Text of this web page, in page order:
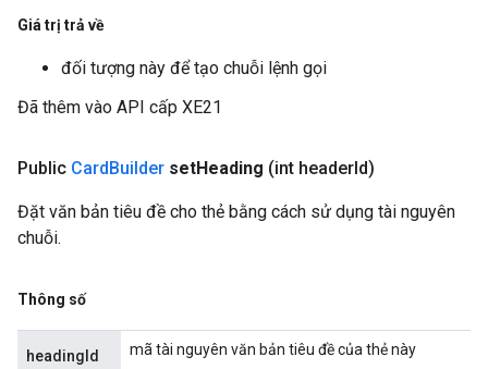
Giá trị trả về
đối tượng này để tạo chuỗi lệnh gọi
Đã thêm vào API cấp XE21
Public CardBuilder setHeading (int headerId)
Đặt văn bản tiêu đề cho thẻ bằng cách sử dụng tài nguyên
chuỗi.
Thông số
headingId mã tài nguyên văn bản tiêu đề của thẻ này